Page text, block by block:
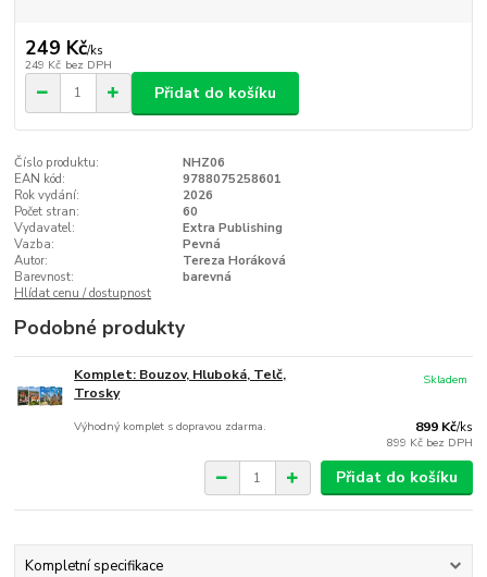
249 Kč/ks
249 Kč bez DPH
Přidat do košíku
Číslo produktu:
NHZ06
EAN kód:
9788075258601
Rok vydání:
2026
Počet stran:
60
Vydavatel:
Extra Publishing
Vazba:
Pevná
Autor:
Tereza Horáková
Barevnost:
barevná
Hlídat cenu / dostupnost
Podobné produkty
Komplet: Bouzov, Hluboká, Telč,
Trosky
Výhodný komplet s dopravou zdarma. 899 Kč/ks
899 Kč bez DPH
Skladem
Přidat do košíku
Kompletní specifikace